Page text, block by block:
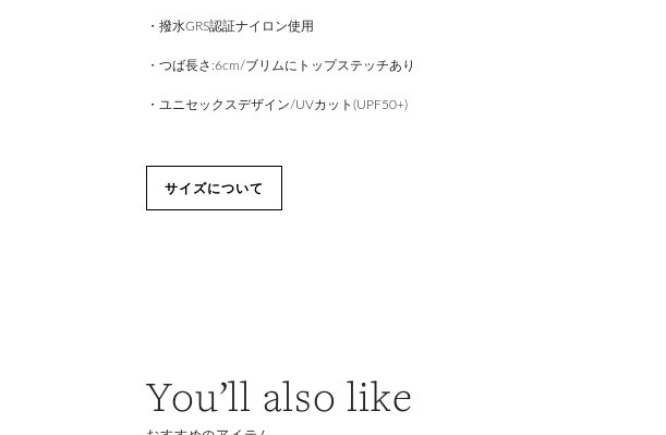
・撥水GRS認証ナイロン使用
・つば長さ:6cm/ブリムにトップステッチあり
・ユニセックスデザイン/UVカット(UPF50+)
サイズについて
You’ll also like